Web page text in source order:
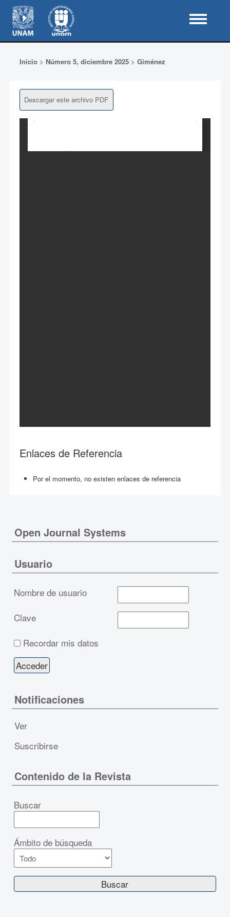
Inicio> Número 5, diciembre 2025> Giménez
Descargar este archivo PDF
Enlaces de Referencia
Por el momento, no existen enlaces de referencia
Open Journal Systems
Usuario
Nombre de usuario
Clave
Recordar mis datos
Notificaciones
Ver
Suscribirse
Contenido de la Revista
Buscar
Ámbito de búsqueda